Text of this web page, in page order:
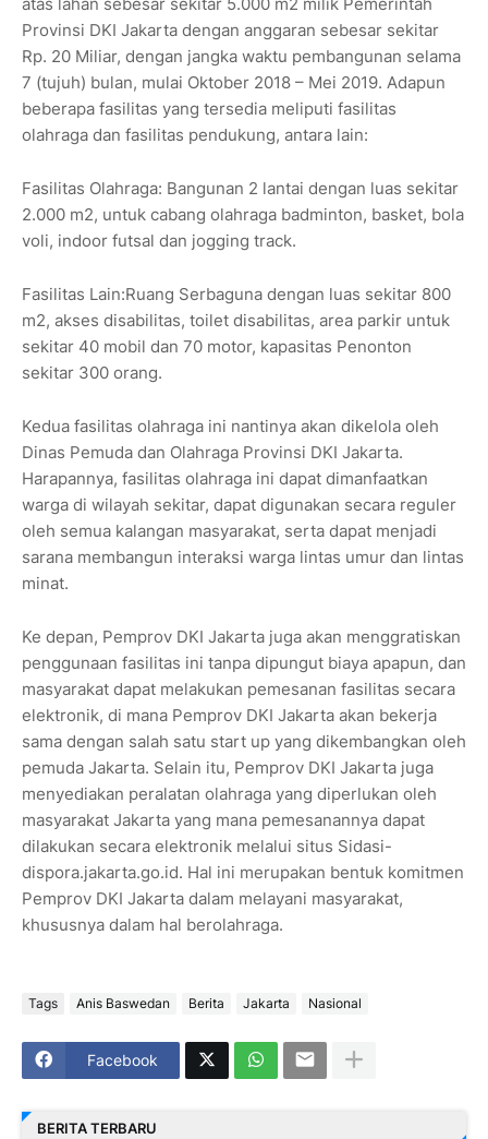
Provinsi DKI Jakarta dengan anggaran sebesar sekitar
Rp. 20 Miliar, dengan jangka waktu pembangunan selama
7 (tujuh) bulan, mulai Oktober 2018 – Mei 2019. Adapun
beberapa fasilitas yang tersedia meliputi fasilitas
olahraga dan fasilitas pendukung, antara lain:
Fasilitas Olahraga: Bangunan 2 lantai dengan luas sekitar
2.000 m2, untuk cabang olahraga badminton, basket, bola
voli, indoor futsal dan jogging track.
Fasilitas Lain:Ruang Serbaguna dengan luas sekitar 800
m2, akses disabilitas, toilet disabilitas, area parkir untuk
sekitar 40 mobil dan 70 motor, kapasitas Penonton
sekitar 300 orang.
Kedua fasilitas olahraga ini nantinya akan dikelola oleh
Dinas Pemuda dan Olahraga Provinsi DKI Jakarta.
Harapannya, fasilitas olahraga ini dapat dimanfaatkan
warga di wilayah sekitar, dapat digunakan secara reguler
oleh semua kalangan masyarakat, serta dapat menjadi
sarana membangun interaksi warga lintas umur dan lintas
minat.
Ke depan, Pemprov DKI Jakarta juga akan menggratiskan
penggunaan fasilitas ini tanpa dipungut biaya apapun, dan
masyarakat dapat melakukan pemesanan fasilitas secara
elektronik, di mana Pemprov DKI Jakarta akan bekerja
sama dengan salah satu start up yang dikembangkan oleh
pemuda Jakarta. Selain itu, Pemprov DKI Jakarta juga
menyediakan peralatan olahraga yang diperlukan oleh
masyarakat Jakarta yang mana pemesanannya dapat
dilakukan secara elektronik melalui situs Sidasi-
dispora.jakarta.go.id. Hal ini merupakan bentuk komitmen
Pemprov DKI Jakarta dalam melayani masyarakat,
khususnya dalam hal berolahraga.
Tags Anis Baswedan Berita Jakarta Nasional
Facebook
BERITA TERBARU